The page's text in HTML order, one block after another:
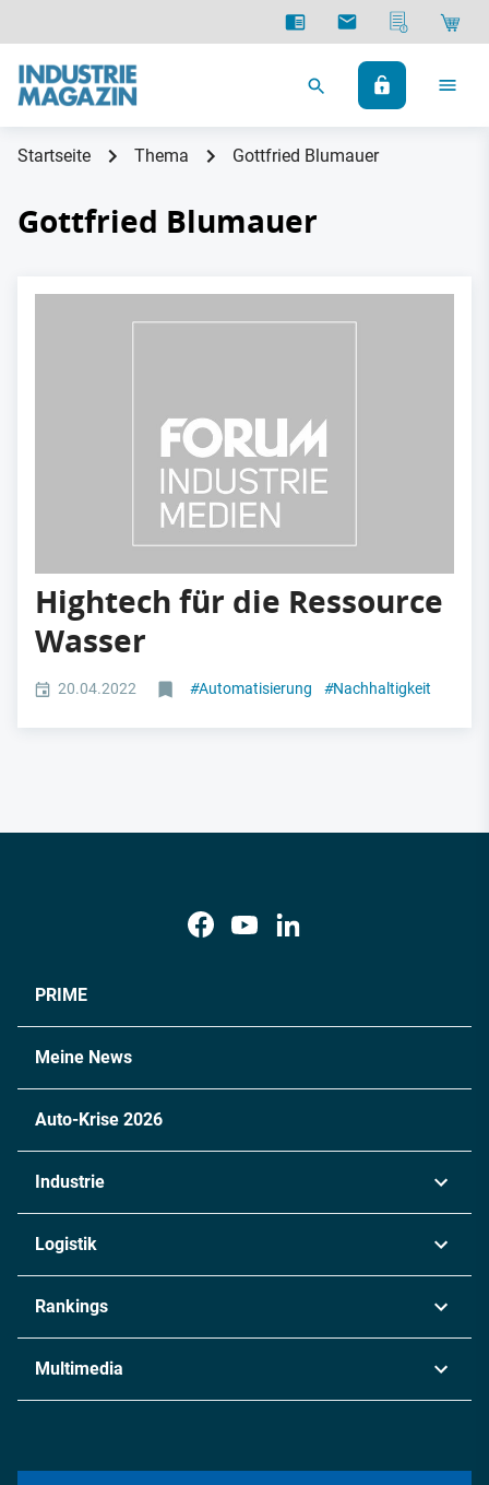
Startseite Thema Gottfried Blumauer
Gottfried Blumauer
Hightech für die Ressource
Wasser
20.04.2022 #Automatisierung #Nachhaltigkeit
PRIME
Meine News
Auto-Krise 2026
Industrie
Chemie
Metall
Energie
Logistik
Rankings
Multimedia